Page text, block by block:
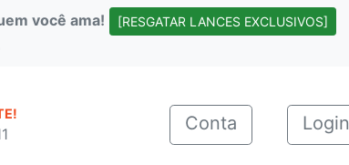
você ama! [RESGATAR LANCES EXCLUSIVOS]
Conta (current)Login